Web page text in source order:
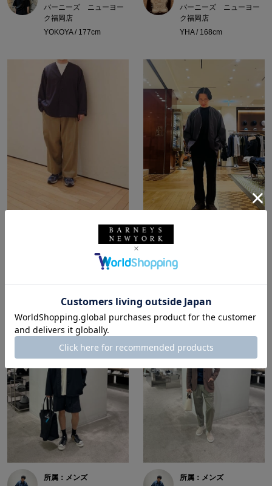
バーニーズ ニューヨー
ク福岡店
YOKOYA / 177cm
バーニーズ ニューヨー
ク福岡店
YHA / 168cm
所属：メンズ
所属：メンズ